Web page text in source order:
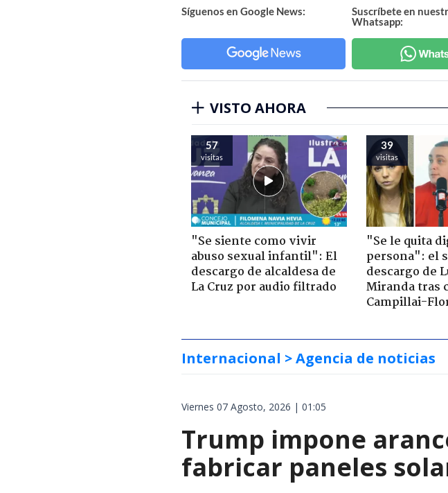
Síguenos en Google News:
Suscríbete en
Whatsapp:
VISTO AHORA
57
visitas
"Se siente como vivir
abuso sexual infantil": El
descargo de alcaldesa de
La Cruz por audio filtrado
39
visitas
"Se le quita
persona": el
descargo de
Miranda tras
Campillai-
Internacional > Agencia de noticias
Viernes 07 Agosto, 2026 | 01:05
Trump impone
fabricar paneles